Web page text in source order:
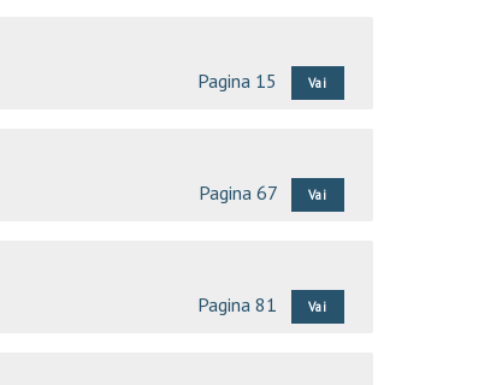
Pagina 15 Vai
Pagina 67 Vai
Pagina 81 Vai